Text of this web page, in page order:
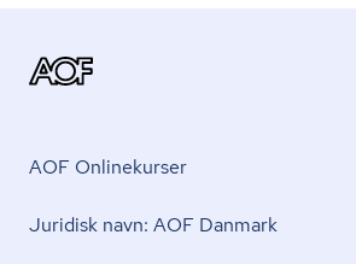
AOF Onlinekurser
Juridisk navn: AOF Danmark